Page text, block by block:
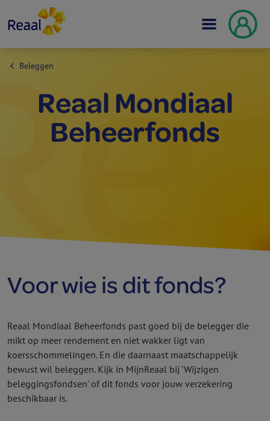
Beleggen
Reaal Mondiaal
Beheer­fonds
Voor wie is dit fonds?
Reaal Mondiaal Beheer­fonds past goed bij de belegger die
mikt op meer rendement en niet wakker ligt van
koersschommelingen. En die daarnaast maatschappelijk
bewust wil beleggen. Kijk in MijnReaal bij 'Wijzigen
beleggings­fondsen' of dit fonds voor jouw verzekering
beschikbaar is.